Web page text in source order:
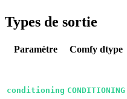
Types de sortie
Paramètre Comfy dtype
conditioning CONDITIONING